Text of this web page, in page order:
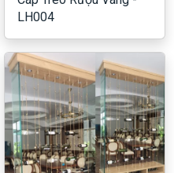
LH004